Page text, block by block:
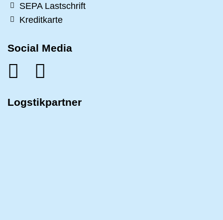
SEPA Lastschrift
Kreditkarte
Social Media
Logstikpartner